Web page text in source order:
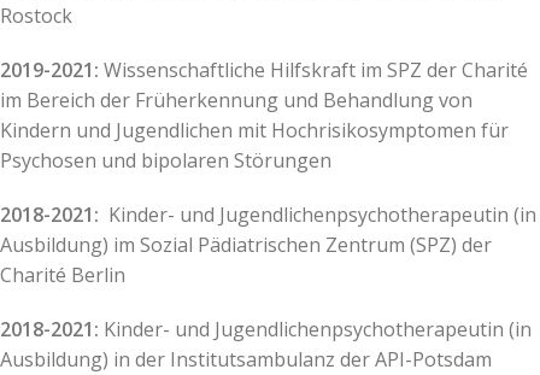
Rostock
2019-2021: Wissenschaftliche Hilfskraft im SPZ der Charité
im Bereich der Früherkennung und Behandlung von
Kindern und Jugendlichen mit Hochrisikosymptomen für
Psychosen und bipolaren Störungen
2018-2021: Kinder- und Jugendlichenpsychotherapeutin (in
Ausbildung) im Sozial Pädiatrischen Zentrum (SPZ) der
Charité Berlin
2018-2021: Kinder- und Jugendlichenpsychotherapeutin (in
Ausbildung) in der Institutsambulanz der API-Potsdam